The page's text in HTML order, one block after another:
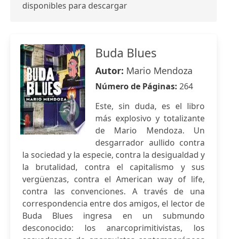
disponibles para descargar
Buda Blues
Autor: Mario Mendoza
Número de Páginas: 264
Este, sin duda, es el libro
más explosivo y totalizante
de Mario Mendoza. Un
desgarrador aullido contra
la sociedad y la especie, contra la desigualdad y
la brutalidad, contra el capitalismo y sus
vergüenzas, contra el American way of life,
contra las convenciones. A través de una
correspondencia entre dos amigos, el lector de
Buda Blues ingresa en un submundo
desconocido: los anarcoprimitivistas, los